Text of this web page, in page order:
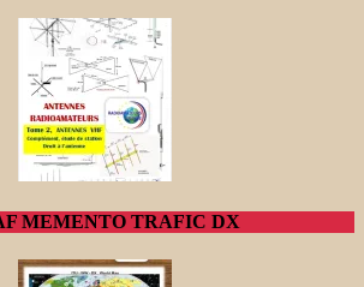
MEMENTO TRAFIC DX